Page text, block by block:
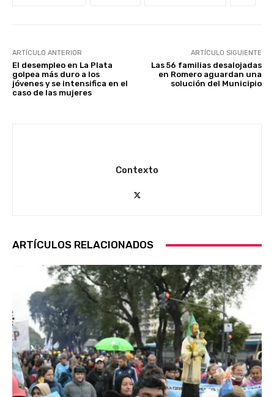
ARTÍCULO ANTERIOR
El desempleo en La Plata
golpea más duro a los
jóvenes y se intensifica en el
caso de las mujeres
ARTÍCULO SIGUIENTE
Las 56 familias desalojadas
en Romero aguardan una
solución del Municipio
Contexto
ARTÍCULOS RELACIONADOS